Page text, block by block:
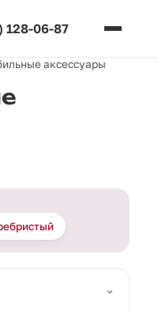
128-06-87
аксессуары
⌄